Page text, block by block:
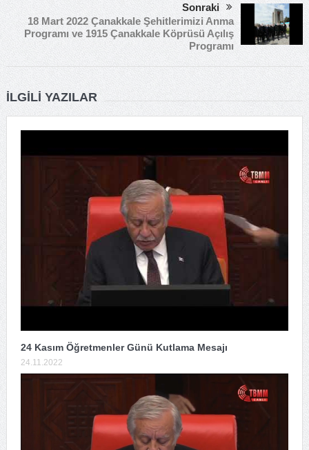
Sonraki
18 Mart 2022 Çanakkale Şehitlerimizi Anma
Programı ve 1915 Çanakkale Köprüsü Açılış
Programı
İLGILI YAZILAR
24 Kasım Öğretmenler Günü Kutlama Mesajı
24.11.2022